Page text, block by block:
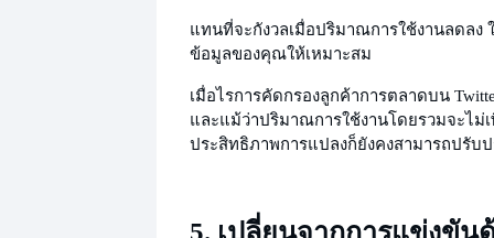
แทนที่จะกังวลเมื่อปริมาณการใช้งานลดลง
ข้อมูลของคุณให้เหมาะสม
เมื่อไรการคัดกรองลูกค้าการตลาดบน
และแม้ว่าปริมาณการใช้งานโดยรวมจะไม่
ประสิทธิภาพการแปลงก็ยังคงสามารถปรับป
5. เปลี่ยนจากการแข่งขัน